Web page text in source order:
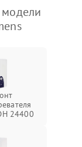
24400